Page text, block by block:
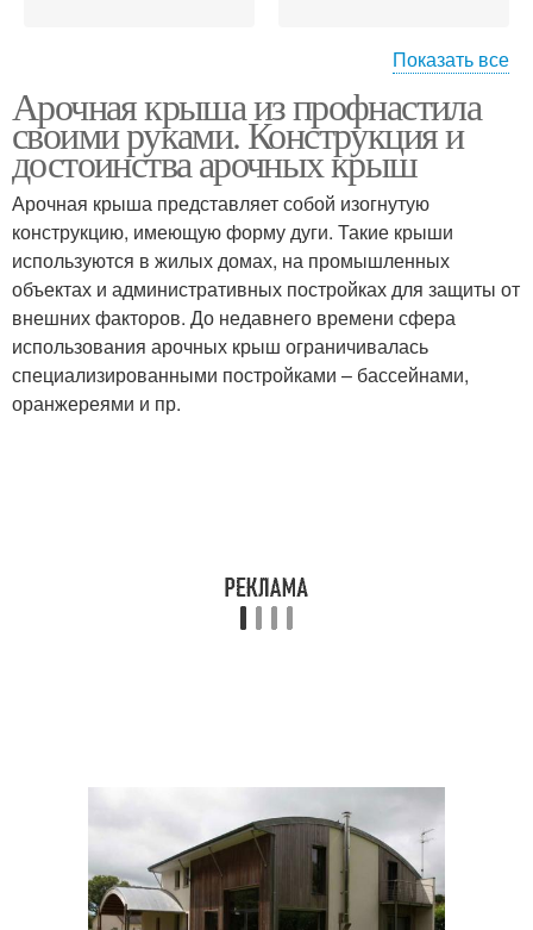
Коническая крыша
Показать все
Арочная крыша из профнастила
своими руками. Конструкция и
достоинства арочных крыш
Арочная крыша представляет собой изогнутую
конструкцию, имеющую форму дуги. Такие крыши
используются в жилых домах, на промышленных
объектах и административных постройках для защиты от
внешних факторов. До недавнего времени сфера
использования арочных крыш ограничивалась
специализированными постройками – бассейнами,
оранжереями и пр.